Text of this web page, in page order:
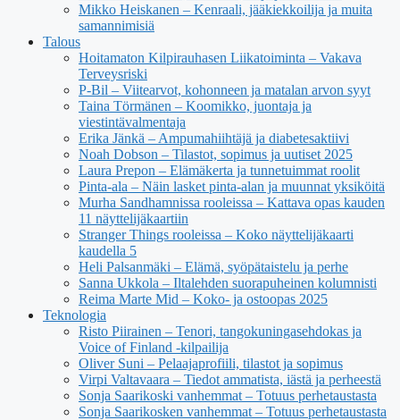
Mikko Heiskanen – Kenraali, jääkiekkoilija ja muita
samannimisiä
Talous
Hoitamaton Kilpirauhasen Liikatoiminta – Vakava
Terveysriski
P-Bil – Viitearvot, kohonneen ja matalan arvon syyt
Taina Törmänen – Koomikko, juontaja ja
viestintävalmentaja
Erika Jänkä – Ampumahiihtäjä ja diabetesaktiivi
Noah Dobson – Tilastot, sopimus ja uutiset 2025
Laura Prepon – Elämäkerta ja tunnetuimmat roolit
Pinta-ala – Näin lasket pinta-alan ja muunnat yksiköitä
Murha Sandhamnissa rooleissa – Kattava opas kauden
11 näyttelijäkaartiin
Stranger Things rooleissa – Koko näyttelijäkaarti
kaudella 5
Heli Palsanmäki – Elämä, syöpätaistelu ja perhe
Sanna Ukkola – Iltalehden suorapuheinen kolumnisti
Reima Marte Mid – Koko- ja ostoopas 2025
Teknologia
Risto Piirainen – Tenori, tangokuningasehdokas ja
Voice of Finland -kilpailija
Oliver Suni – Pelaajaprofiili, tilastot ja sopimus
Virpi Valtavaara – Tiedot ammatista, iästä ja perheestä
Sonja Saarikoski vanhemmat – Totuus perhetaustasta
Sonja Saarikosken vanhemmat – Totuus perhetaustasta